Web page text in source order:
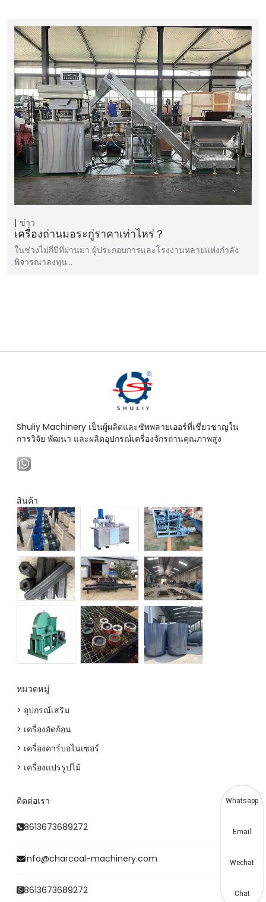
ข่าว
เครื่องถ่านมอระกู่ราคาเท่าไหร่？
ในช่วงไม่กี่ปีที่ผ่านมา ผู้ประกอบการและโรงงานหลายแห่งกำลัง
พิจารณาลงทุน…
Shuliy Machinery เป็นผู้ผลิตและซัพพลายเออร์ที่เชี่ยวชาญใน
การวิจัย พัฒนา และผลิตอุปกรณ์เครื่องจักรถ่านคุณภาพสูง
สินค้า
หมวดหมู่
> อุปกรณ์เสริม
> เครื่องอัดก้อน
> เครื่องคาร์บอไนเซอร์
> เครื่องแปรรูปไม้
ติดต่อเรา
8613673689272
info@charcoal-machinery.com
8613673689272
Whatsapp
Email
Wechat
Chat